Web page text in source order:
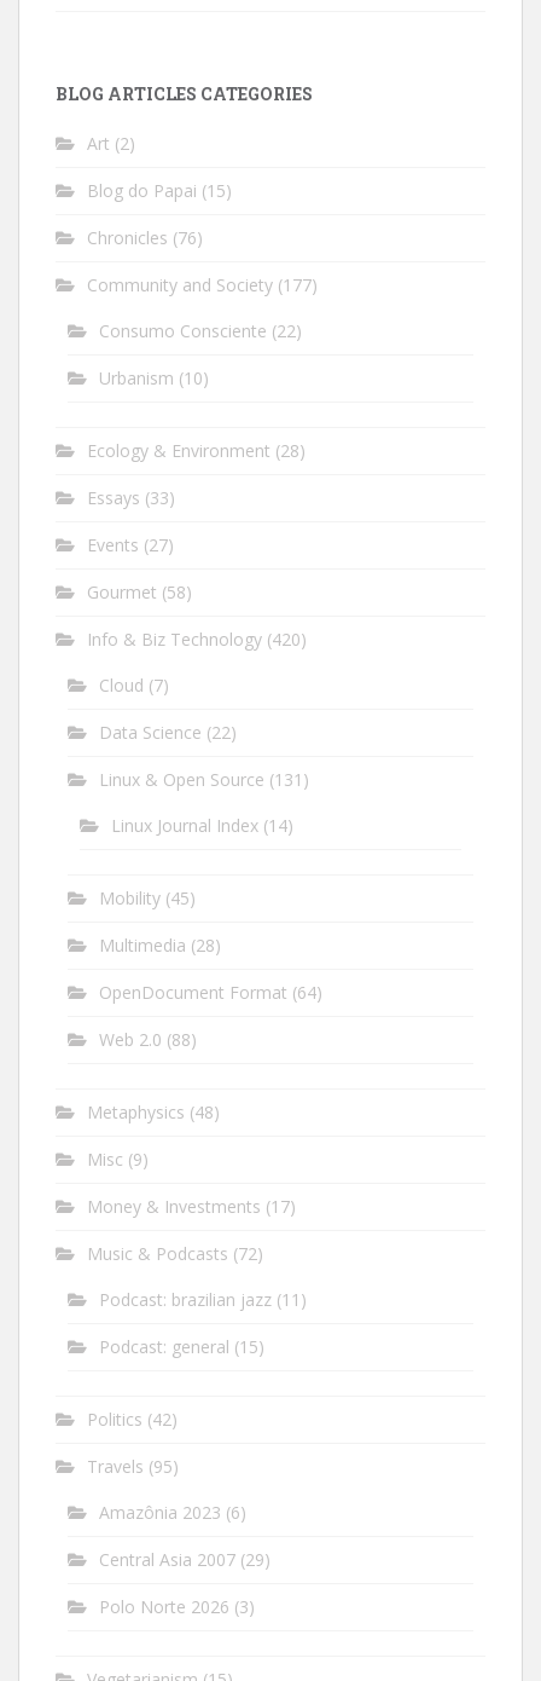
BLOG ARTICLES CATEGORIES
Art (2)
Blog do Papai (15)
Chronicles (76)
Community and Society (177)
Consumo Consciente (22)
Urbanism (10)
Ecology & Environment (28)
Essays (33)
Events (27)
Gourmet (58)
Info & Biz Technology (420)
Cloud (7)
Data Science (22)
Linux & Open Source (131)
Linux Journal Index (14)
Mobility (45)
Multimedia (28)
OpenDocument Format (64)
Web 2.0 (88)
Metaphysics (48)
Misc (9)
Money & Investments (17)
Music & Podcasts (72)
Podcast: brazilian jazz (11)
Podcast: general (15)
Politics (42)
Travels (95)
Amazônia 2023 (6)
Central Asia 2007 (29)
Polo Norte 2026 (3)